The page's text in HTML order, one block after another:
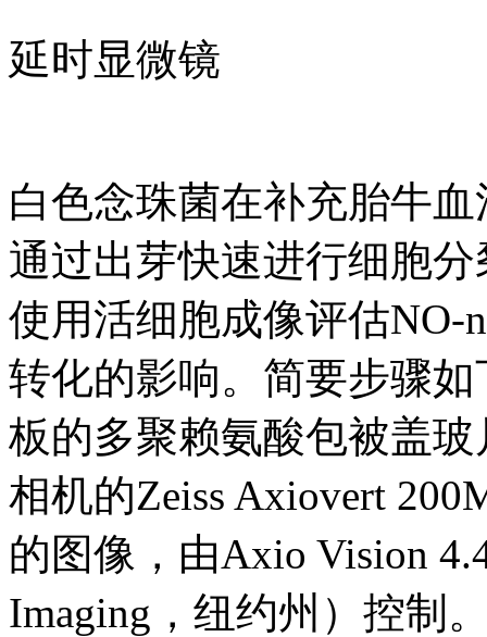
延时显微镜
白色念珠菌在补充胎牛
通过出芽快速进行细胞
使用活细胞成像评估NO-
转化的影响。简要步骤如
板的多聚赖氨酸包被盖
相机的Zeiss Axiovert
的图像，由Axio Vision
Imaging，纽约州）控制